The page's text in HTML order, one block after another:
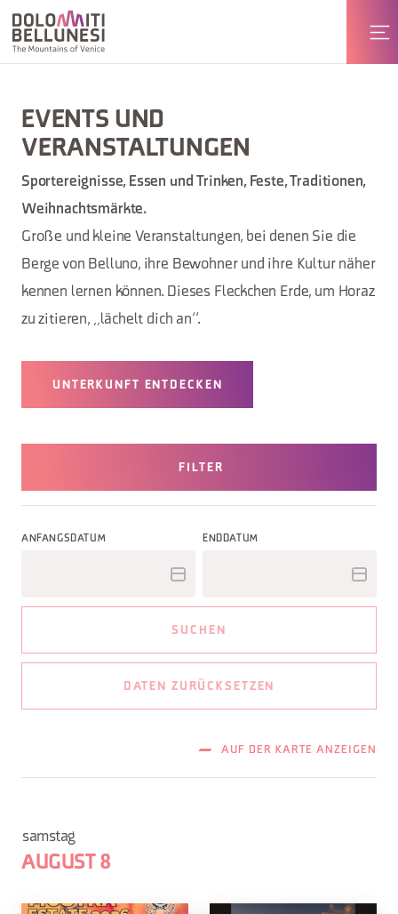
EVENTS UND
VERANSTALTUNGEN
Sportereignisse, Essen und Trinken, Feste, Traditionen,
Weihnachtsmärkte.
Große und kleine Veranstaltungen, bei denen Sie die
Berge von Belluno, ihre Bewohner und ihre Kultur näher
kennen lernen können. Dieses Fleckchen Erde, um Horaz
zu zitieren, „lächelt dich an“.
UNTERKUNFT ENTDECKEN
FILTER
ANFANGSDATUM ENDDATUM
SUCHEN
DATEN ZURÜCKSETZEN
AUF DER KARTE ANZEIGEN
samstag
AUGUST 8